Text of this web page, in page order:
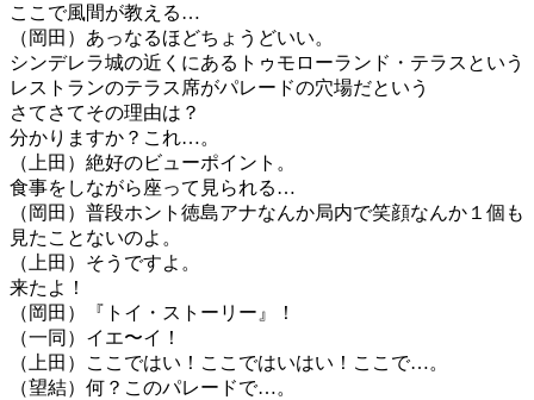
ここで風間が教える…
（岡田）あっなるほどちょうどいい。
シンデレラ城の近くにあるトゥモローランド・テラスという
レストランのテラス席がパレードの穴場だという
さてさてその理由は？
分かりますか？これ…。
（上田）絶好のビューポイント。
食事をしながら座って見られる…
（岡田）普段ホント徳島アナなんか局内で笑顔なんか１個も
見たことないのよ。
（上田）そうですよ。
来たよ！
（岡田）『トイ・ストーリー』！
（一同）イエ〜イ！
（上田）ここではい！ここではいはい！ここで…。
（望結）何？このパレードで…。